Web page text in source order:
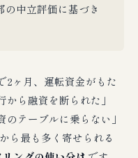
中立評価に基づき
2ヶ月、運転資金がもた
ら融資を断られた」
のテーブルに乗らない」
最も多く寄せられる